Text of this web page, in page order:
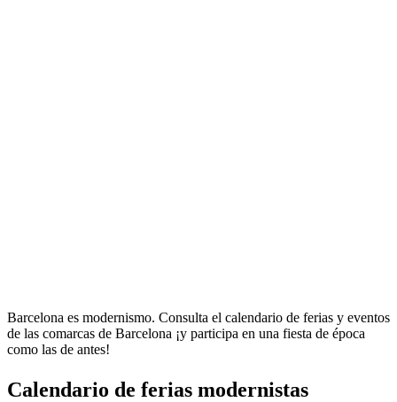
Barcelona es modernismo. Consulta el calendario de ferias y eventos
de las comarcas de Barcelona ¡y participa en una fiesta de época
como las de antes!
Calendario de ferias modernistas